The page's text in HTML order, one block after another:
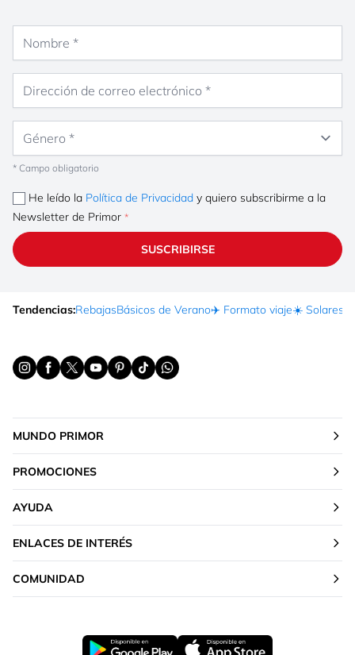
* Campo obligatorio
He leído la Política de Privacidad y quiero subscribirme a la
Newsletter de Primor
SUSCRIBIRSE
Tendencias:RebajasBásicos de Verano✈️ Formato viaje☀️ Solares
MUNDO PRIMOR
PROMOCIONES
AYUDA
ENLACES DE INTERÉS
COMUNIDAD